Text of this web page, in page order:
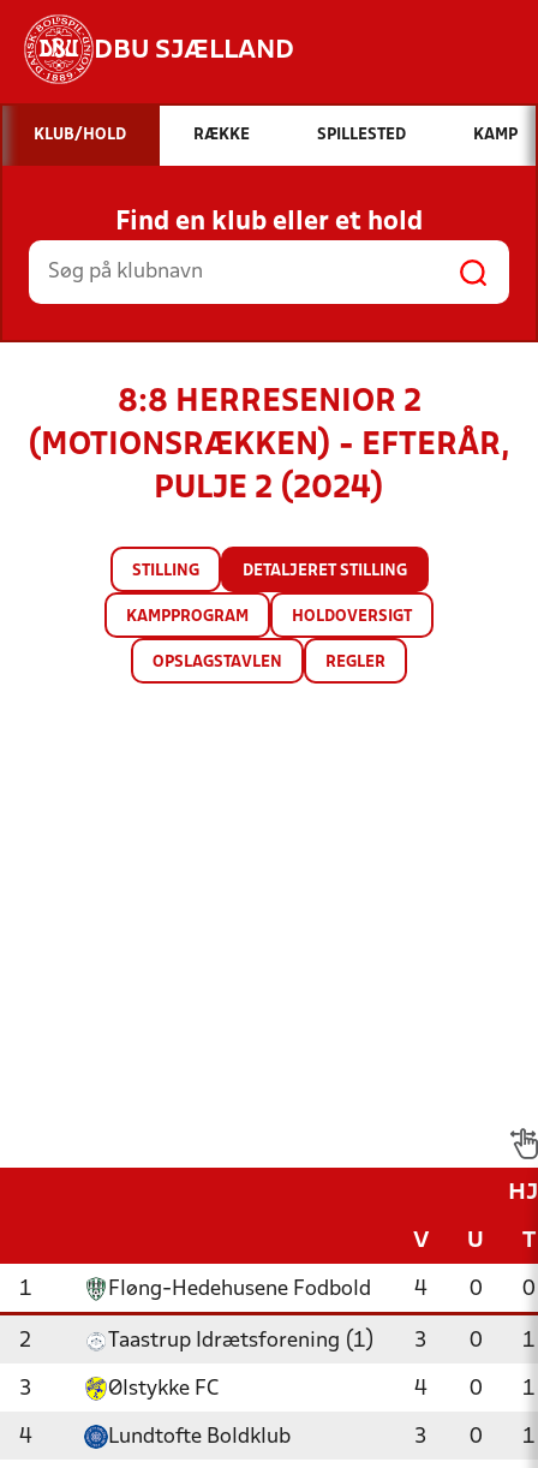
DBU SJÆLLAND
Hvad vil du søge efter?
INDHOLD OG NYHEDER
STILLINGER, RESULTATER, KLUBBER OG
HOLD
KLUB/HOLD RÆKKE SPILLESTED KAMP
Find en klub eller et hold
8:8 HERRESENIOR 2
(MOTIONSRÆKKEN) - EFTERÅR,
PULJE 2 (2024)
STILLING DETALJERET STILLING
KAMPPROGRAM HOLDOVERSIGT
OPSLAGSTAVLEN REGLER
V U T
1 Fløng-Hedehusene Fodbold 4 0 0
2 Taastrup Idrætsforening (1) 3 0 1
3 Ølstykke FC 4 0 1
4 Lundtofte Boldklub 3 0 1